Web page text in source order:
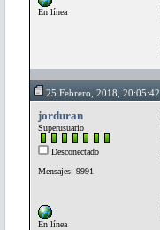
En línea
25 Febrero, 2018, 20:05:42
jorduran
Superusuario
Desconectado
Mensajes: 9991
En línea